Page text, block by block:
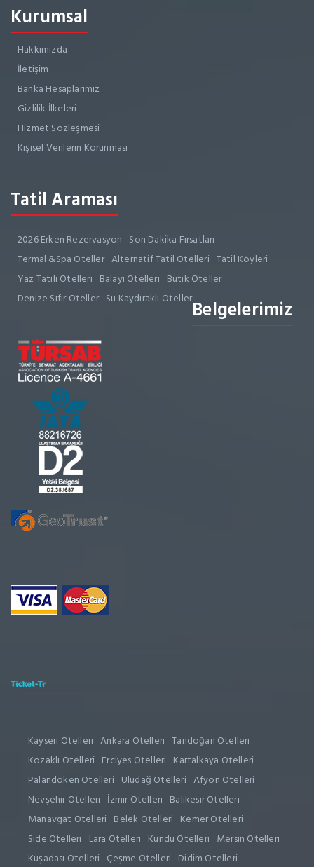
Kurumsal
Hakkımızda
İletişim
Banka Hesaplarımız
Gizlilik İlkeleri
Hizmet Sözleşmesi
Kişisel Verilerin Korunması
Tatil Araması
2026 Erken Rezervasyon Son Dakika Fırsatları
Termal &Spa Oteller Alternatif Tatil Otelleri Tatil Köyleri
Yaz Tatili Otelleri Balayı Otelleri Butik Oteller
Denize Sıfır Oteller Su Kaydıraklı OtellerBelgelerimiz
Kayseri Otelleri Ankara Otelleri Tandoğan Otelleri
Kozaklı Otelleri Erciyes Otelleri Kartalkaya Otelleri
Palandöken Otelleri Uludağ Otelleri Afyon Otelleri
Nevşehir Otelleri İzmir Otelleri Balıkesir Otelleri
Manavgat Otelleri Belek Otelleri Kemer Otelleri
Side Otelleri Lara Otelleri Kundu Otelleri Mersin Otelleri
Kuşadası Otelleri Çeşme Otelleri Didim Otelleri